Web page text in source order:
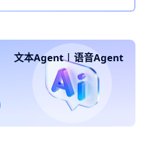
文本Agent | 语音Agent